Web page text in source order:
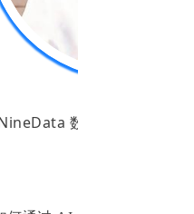
数据库 DevOps